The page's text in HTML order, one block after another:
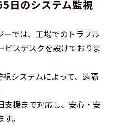
日のシステム監視
では、工場でのトラブル
スデスクを設けておりま
システムによって、遠隔
支援まで対応し、安心・安
。